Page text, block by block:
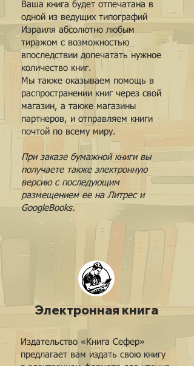
Ваша книга будет отпечатана в
одной из ведущих типографий
Израиля абсолютно любым
тиражом с возможностью
впоследствии допечатать нужное
количество книг.
Мы также оказываем помощь в
распространении книг через свой
магазин, а также магазины
партнеров, и отправляем книги
почтой по всему миру.
При заказе бумажной книги вы
получаете также электронную
версию с последующим
размещением ее на Литрес и
GoogleBooks.
Электронная книга
Издательство «Книга Сефер»
предлагает вам издать свою книгу